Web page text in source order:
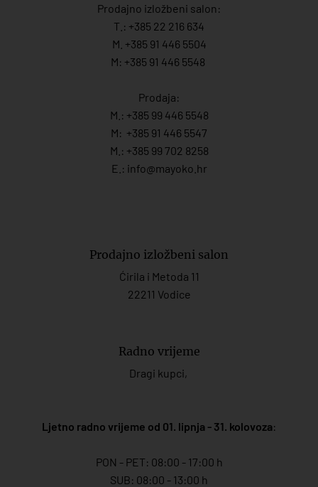
Prodajno izložbeni salon:
T.: +385 22 216 634
M. +385 91 446 5504
M: +385 91 446 5548
Prodaja:
M.: +385 99 446 5548
M: +385 91 446 5547
M.: +385 99 702 8258
E.: info@mayoko. hr
Prodajno izložbeni salon
Ćirila i Metoda 11
22211 Vodice
Radno vrijeme
Dragi kupci,
Ljetno radno vrijeme od 01. lipnja - 31. kolovoza:
PON - PET: 08:00 - 17:00 h
SUB: 08:00 - 13:00 h